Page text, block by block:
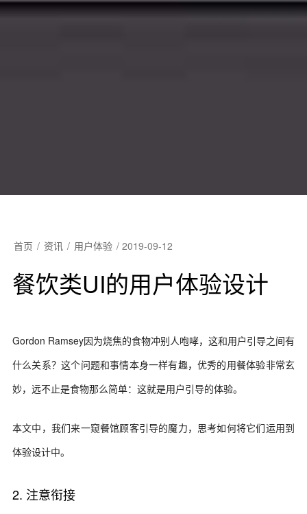
首页 / 资讯 / 用户体验 / 2019-09-12
餐饮类UI的用户体验设计
Gordon Ramsey因为烧焦的食物冲别人咆哮，这和用户引导之间有
什么关系？这个问题和事情本身一样有趣，优秀的用餐体验非常玄
妙，远不止是食物那么简单：这就是用户引导的体验。
本文中，我们来一窥餐馆顾客引导的魔力，思考如何将它们运用到
体验设计中。
2. 注意衔接